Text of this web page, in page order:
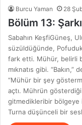
Burcu Yaman 28
Bölüm 13:
Sabahın KeşfiGüneş,
süzüldüğünde,
fark etti. Mühür, belirli
mıknatıs gibi. “Bakın,”
“Mühür bir şey
açtı. Mührün
gitmedikleribir bölgeye
Turna düşünceli bir